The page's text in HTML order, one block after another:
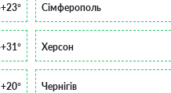
+23° Сімферополь
+31° Херсон
+20° Чернігів